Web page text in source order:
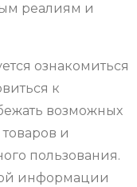
реалиям и
ознакомиться
к
возможных
и
пользования.
информации